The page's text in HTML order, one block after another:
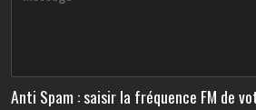
Anti Spam : saisir la fréquence FM de